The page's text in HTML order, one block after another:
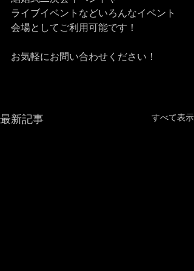
ライブイベントなどいろんなイベント
会場としてご利用可能です！
お気軽にお問い合わせください！
最新記事 すべて表示